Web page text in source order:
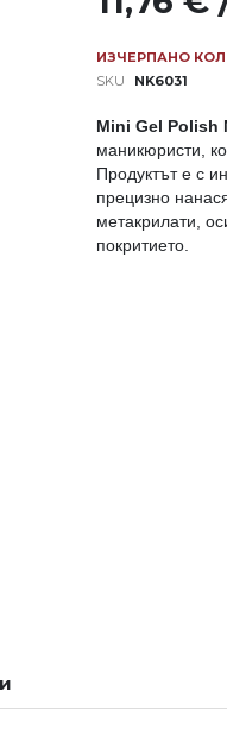
ИЗЧЕРПАНО
SKU
NK6031
Mini Gel Polish
маникюристи,
Продуктът е с
прецизно
метакрилати,
покритието.